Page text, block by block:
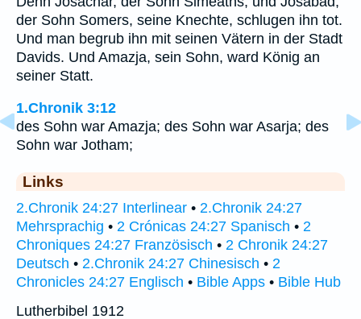
der Sohn Somers, seine Knechte, schlugen ihn tot.
Und man begrub ihn mit seinen Vätern in der Stadt
Davids. Und Amazja, sein Sohn, ward König an
seiner Statt.
1.Chronik 3:12
des Sohn war Amazja; des Sohn war Asarja; des
Sohn war Jotham;
Links
2.Chronik 24:27 Interlinear • 2.Chronik 24:27
Mehrsprachig • 2 Crónicas 24:27 Spanisch • 2
Chroniques 24:27 Französisch • 2 Chronik 24:27
Deutsch • 2.Chronik 24:27 Chinesisch • 2
Chronicles 24:27 Englisch • Bible Apps • Bible Hub
Lutherbibel 1912